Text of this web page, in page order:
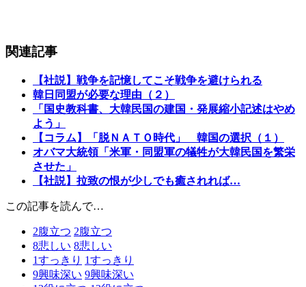
関連記事
【社説】戦争を記憶してこそ戦争を避けられる
韓日同盟が必要な理由（２）
「国史教科書、大韓民国の建国・発展縮小記述はやめ
よう」
【コラム】「脱ＮＡＴＯ時代」 韓国の選択（１）
オバマ大統領「米軍・同盟軍の犠牲が大韓民国を繁栄
させた」
【社説】拉致の恨が少しでも癒されれば…
この記事を読んで…
2腹立つ 2腹立つ
8悲しい 8悲しい
1すっきり 1すっきり
9興味深い 9興味深い